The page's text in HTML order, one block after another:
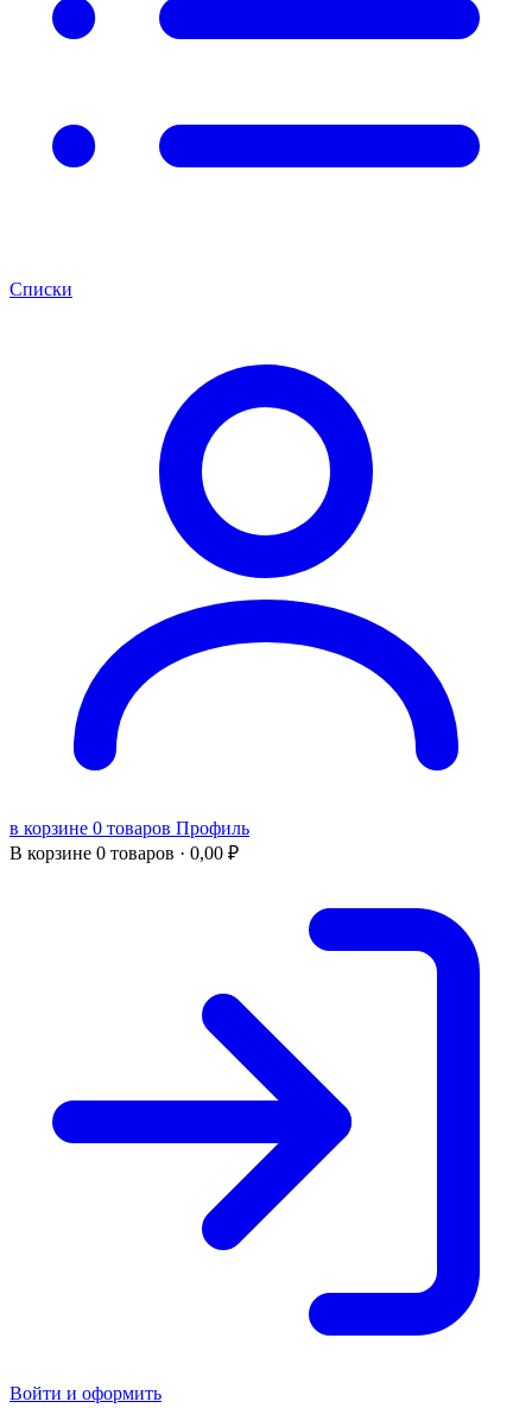
Списки
в корзине 0 товаров Профиль
В корзине 0 товаров · 0,00 ₽
Войти и оформить